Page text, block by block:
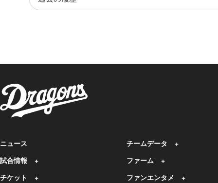
ニュース
試合情報
チケット
チームデータ
ファーム
ファンエンタメ